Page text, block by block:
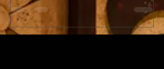
ンペーン開催！
今年の「土用の丑の日」はうなぎではなく
「牛」でスタミナ満点！新宿火消し餃子で
は、2026年7月26日（日）の1日限定で、当
店